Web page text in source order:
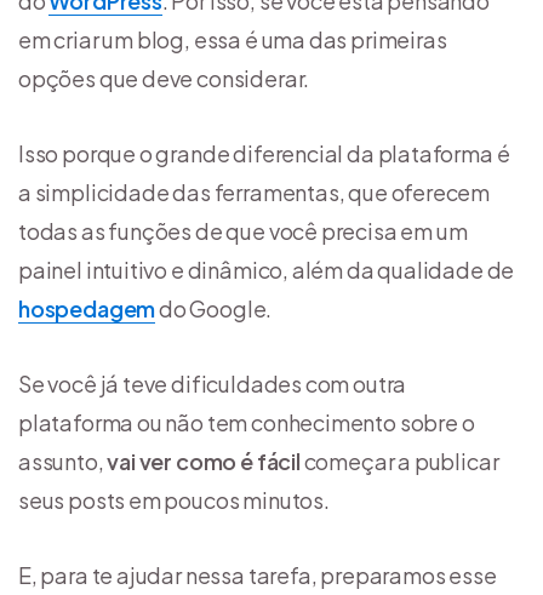
em criar um blog, essa é uma das primeiras
opções que deve considerar.
Isso porque o grande diferencial da plataforma é
a simplicidade das ferramentas, que oferecem
todas as funções de que você precisa em um
painel intuitivo e dinâmico, além da qualidade de
hospedagemdo Google.
Se você já teve dificuldades com outra
plataforma ou não tem conhecimento sobre o
assunto,vai ver como é fácilcomeçar a publicar
seus posts em poucos minutos.
E, para te ajudar nessa tarefa, preparamos esse